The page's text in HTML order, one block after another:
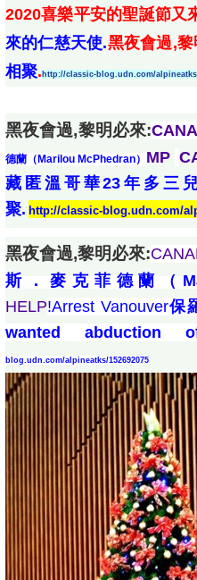
2020喜樂平安的聖誕節又
來的仁慈天使.黑夜會過,
相聚. http://classic-blog.udn.com/alpineatks/
黑夜會過,黎明必來:
德蘭（Marilou McPhedran） MP
藏匿溫哥華23年多三
聚. http://classic-blog.udn.com/
黑夜會過,黎明必來:
斯．麥克菲德蘭（
HELP!Arrest Vanouver保
wanted
blog.udn.com/alpineatks/152692075